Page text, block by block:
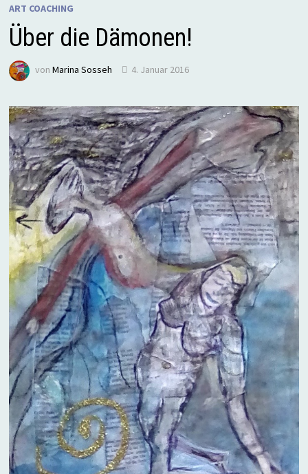
ART COACHING
Über die Dämonen!
von Marina Sosseh 4. Januar 2016